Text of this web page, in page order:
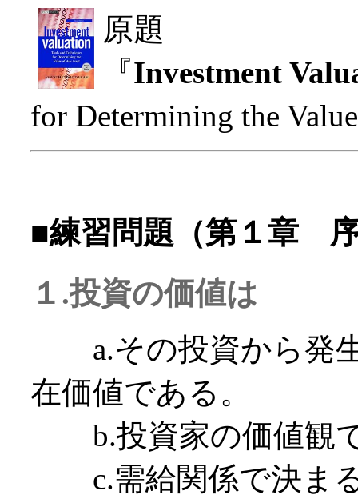
原題
『Investment
for Determining the
■練習問題（第１章
１.投資の価値は
a.その投資から発
在価値である。
b.投資家の価値観
c.需給関係で決ま